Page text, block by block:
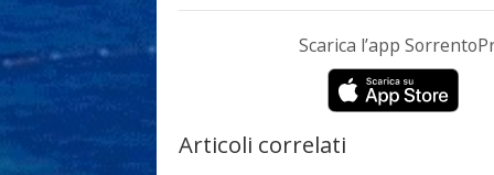
Scarica l’app
Articoli correlati